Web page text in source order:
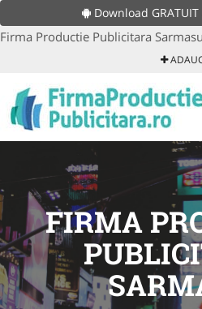
Download
Firma Productie Publicitara Sarmasu
FIRMA